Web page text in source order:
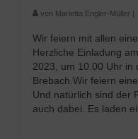
von Marietta Engler-Müller |
Wir feiern mit allen
Herzliche Einladung
2023, um 10.00 Uhr in
Brebach.Wir feiern
Und natürlich sind der
auch dabei. Es laden